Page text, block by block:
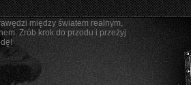
między światem realnym,
Zrób krok do przodu i przeżyj